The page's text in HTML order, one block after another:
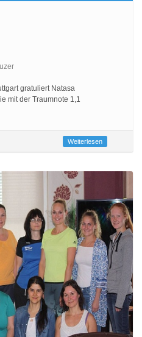
gratuliert Natasa
mit der Traumnote 1,1
Weiterlesen